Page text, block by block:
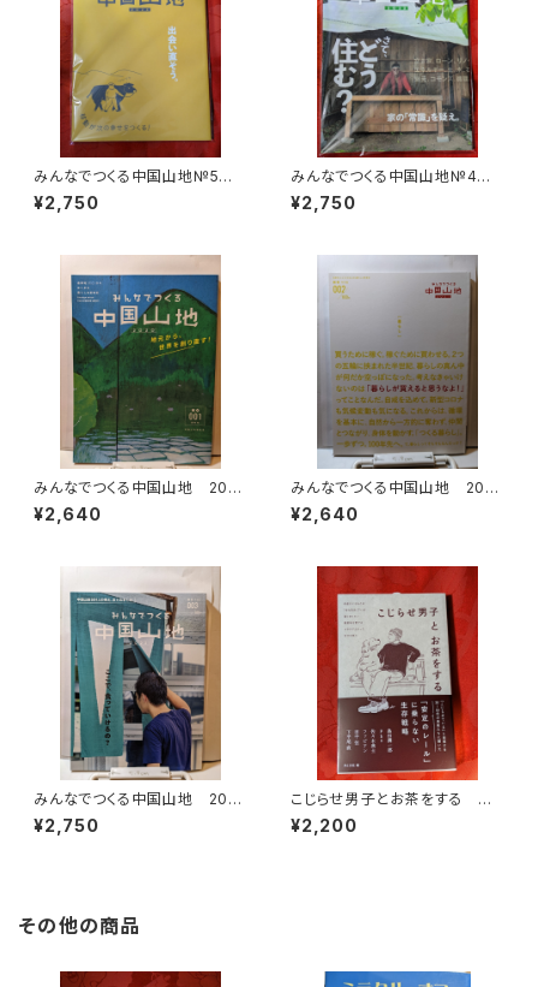
みんなでつくる中国山地№5 2
024 移動が次の幸せをつく
る！ 中国山地編集舎
¥2,750
みんなでつくる中国山地№4 2
023 さて、どう住む？ 中国山
地編集舎
¥2,750
みんなでつくる中国山地 202
0 №1 地元から世界を創り直
す！
¥2,640
みんなでつくる中国山地 2021
№2 暮らし
¥2,640
みんなでつくる中国山地 2022
№3 ここで食っていけるの？
¥2,750
こじらせ男子とお茶をする 月
と文社編
¥2,200
その他の商品